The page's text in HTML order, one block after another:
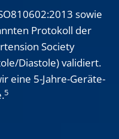
sowie
Protokoll der
Society
Diastole) validiert.
eine 5-Jahre-Geräte-
5